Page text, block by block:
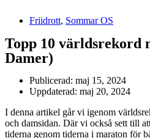
Friidrott, Sommar OS
Topp 10
Damer)
Publicerad: maj 15, 2024
Uppdaterad: maj 20, 2024
I denna artikel går vi igenom
och damsidan. Där vi också sett till
tiderna genom tiderna i maraton för